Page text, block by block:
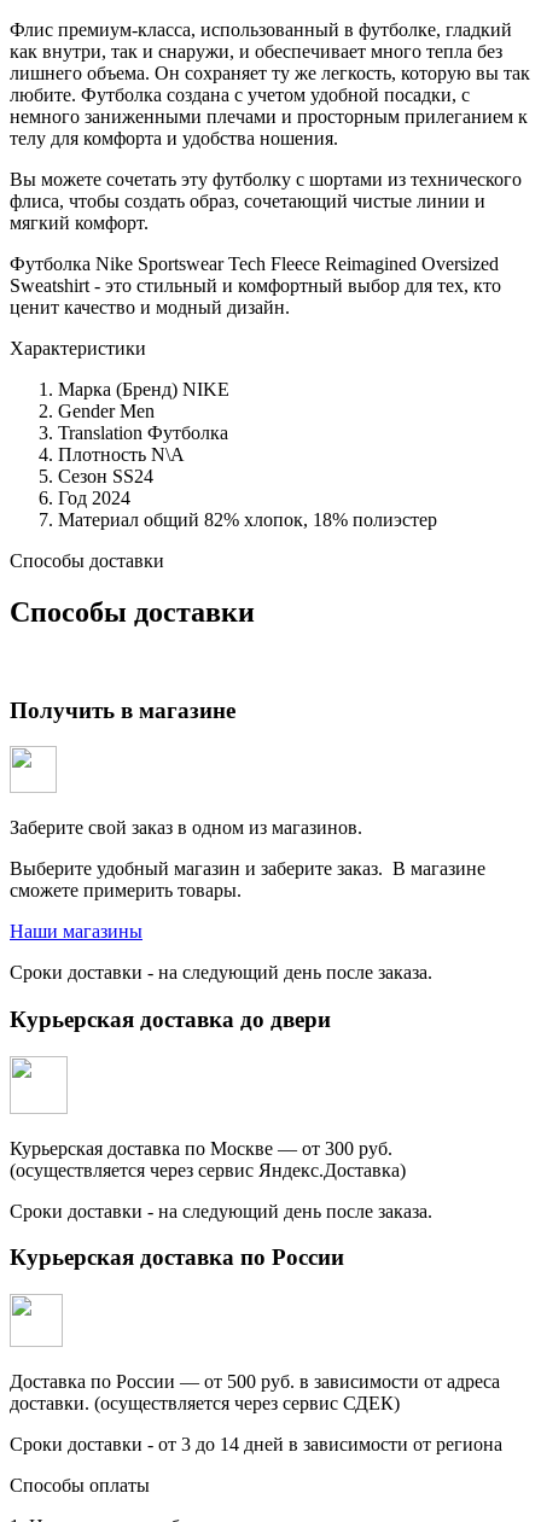
Флис премиум-класса, использованный в футболке, гладкий
как внутри, так и снаружи, и обеспечивает много тепла без
лишнего объема. Он сохраняет ту же легкость, которую вы так
любите. Футболка создана с учетом удобной посадки, с
немного заниженными плечами и просторным прилеганием к
телу для комфорта и удобства ношения.
Вы можете сочетать эту футболку с шортами из технического
флиса, чтобы создать образ, сочетающий чистые линии и
мягкий комфорт.
Футболка Nike Sportswear Tech Fleece Reimagined Oversized
Sweatshirt - это стильный и комфортный выбор для тех, кто
ценит качество и модный дизайн.
Характеристики
Марка (Бренд) NIKE
Gender Men
Translation Футболка
Плотность N\A
Сезон SS24
Год 2024
Материал общий 82% хлопок, 18% полиэстер
Способы доставки
Способы доставки
Получить в магазине
Заберите свой заказ в одном из магазинов.
Выберите удобный магазин и заберите заказ. В магазине
сможете примерить товары.
Наши магазины
Сроки доставки - на следующий день после заказа.
Курьерская доставка до двери
Курьерская доставка по Москве — от 300 руб.
(осуществляется через сервис Яндекс.Доставка)
Сроки доставки - на следующий день после заказа.
Курьерская доставка по России
Доставка по России — от 500 руб. в зависимости от адреса
доставки. (осуществляется через сервис СДЕК)
Сроки доставки - от 3 до 14 дней в зависимости от региона
Способы оплаты